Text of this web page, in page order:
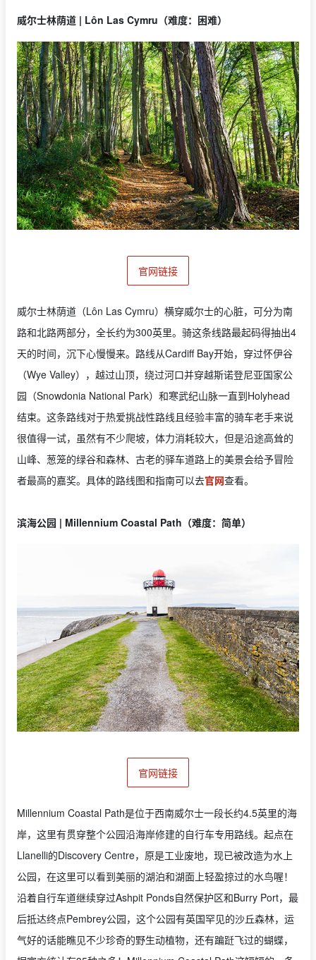
威尔士林荫道 | Lôn Las Cymru（难度：困难）
官网链接
威尔士林荫道（Lôn Las Cymru）横穿威尔士的心脏，可分为南
路和北路两部分，全长约为300英里。骑这条线路最起码得抽出4
天的时间，沉下心慢慢来。路线从Cardiff Bay开始，穿过怀伊谷
（Wye Valley），越过山顶，绕过河口并穿越斯诺登尼亚国家公
园（Snowdonia National Park）和寒武纪山脉一直到Holyhead
结束。这条路线对于热爱挑战性路线且经验丰富的骑车老手来说
很值得一试，虽然有不少爬坡，体力消耗较大，但是沿途高耸的
山峰、葱笼的绿谷和森林、古老的驿车道路上的美景会给予冒险
者最高的嘉奖。具体的路线图和指南可以去官网查看。
滨海公园 | Millennium Coastal Path（难度：简单）
官网链接
Millennium Coastal Path是位于西南威尔士一段长约4.5英里的海
岸，这里有贯穿整个公园沿海岸修建的自行车专用路线。起点在
Llanelli的Discovery Centre，原是工业废地，现已被改造为水上
公园，在这里可以看到美丽的湖泊和湖面上轻盈掠过的水鸟喔！
沿着自行车道继续穿过Ashpit Ponds自然保护区和Burry Port，最
后抵达终点Pembrey公园，这个公园有英国罕见的沙丘森林，运
气好的话能瞧见不少珍奇的野生动植物，还有蹁跹飞过的蝴蝶，